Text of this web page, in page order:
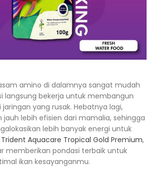
amino di dalamnya sangat mudah
langsung bekerja untuk membangun
yang rusak. Hebatnya lagi,
lebih efisien dari mamalia, sehingga
lebih banyak energi untuk
Trident Aquacare Tropical Gold Premium,
memberikan pondasi terbaik untuk
ikan kesayanganmu.